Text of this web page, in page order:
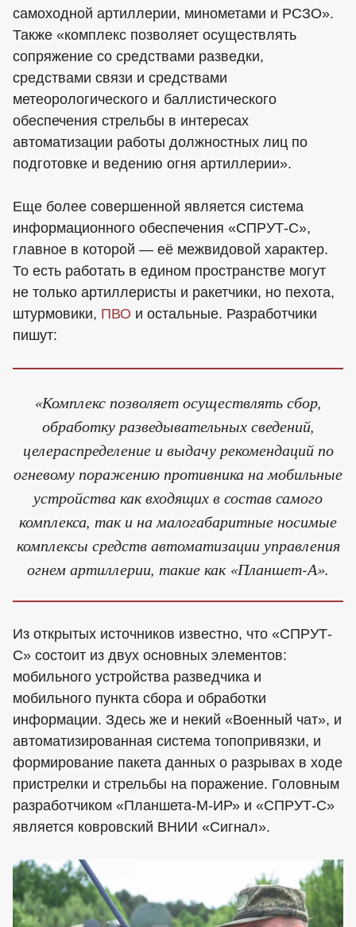
самоходной артиллерии, минометами и РСЗО».
Также «комплекс позволяет осуществлять
сопряжение со средствами разведки,
средствами связи и средствами
метеорологического и баллистического
обеспечения стрельбы в интересах
автоматизации работы должностных лиц по
подготовке и ведению огня артиллерии».
Еще более совершенной является система
информационного обеспечения «СПРУТ-С»,
главное в которой — её межвидовой характер.
То есть работать в едином пространстве могут
не только артиллеристы и ракетчики, но пехота,
штурмовики, ПВО и остальные. Разработчики
пишут:
«Комплекс позволяет осуществлять сбор,
обработку разведывательных сведений,
целераспределение и выдачу рекомендаций по
огневому поражению противника на мобильные
устройства как входящих в состав самого
комплекса, так и на малогабаритные носимые
комплексы средств автоматизации управления
огнем артиллерии, такие как «Планшет-А».
Из открытых источников известно, что «СПРУТ-
С» состоит из двух основных элементов:
мобильного устройства разведчика и
мобильного пункта сбора и обработки
информации. Здесь же и некий «Военный чат», и
автоматизированная система топопривязки, и
формирование пакета данных о разрывах в ходе
пристрелки и стрельбы на поражение. Головным
разработчиком «Планшета-М-ИР» и «СПРУТ-С»
является ковровский ВНИИ «Сигнал».